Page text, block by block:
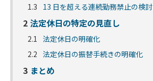
1.3
13 日を超える連続勤務禁止の検討
2 法定休日の特定の見直し
2.1
法定休日の明確化
2.2 法定休日の振替手続きの明確化
3 まとめ